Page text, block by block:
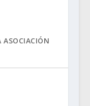
ASOCIACIÓN